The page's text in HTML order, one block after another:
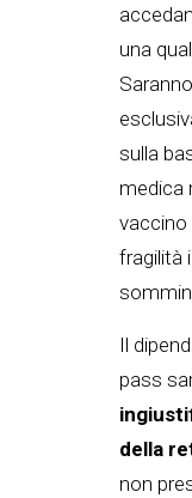
una
sulla
medica
vaccino
fragilità
Il
pass
della
non